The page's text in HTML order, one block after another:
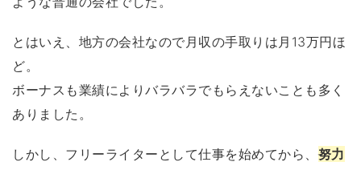
とはいえ、地方の会社なので月収の手取りは月13万円ほ
ど。
ボーナスも業績によりバラバラでもらえないことも多く
ありました。
しかし、フリーライターとして仕事を始めてから、努力